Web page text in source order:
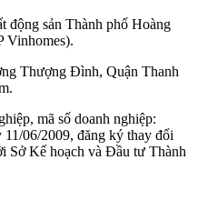
động sản Thành phố Hoàng
Vinhomes).
Thượng Đình, Quận Thanh
mã số doanh nghiệp:
06/2009, đăng ký thay đổi
Sở Kế hoạch và Đầu tư Thành